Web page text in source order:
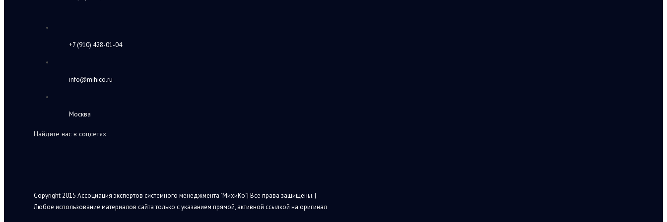
+7 (910) 428-01-04
info@mihico.ru
Москва
Найдите нас в соцсетях
Copyright 2015 Ассоциация экспертов системного менеджмента "МихиКо"| Все права защищены. |
Любое использование материалов сайта только с указанием прямой, активной ссылкой на оригинал